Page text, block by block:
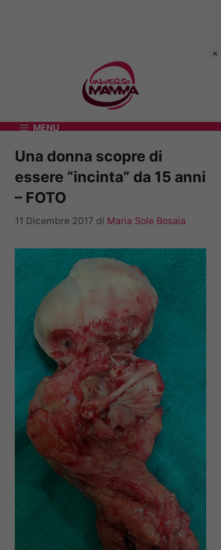
MENU
Una donna scopre di
essere “incinta” da 15 anni
– FOTO
11 Dicembre 2017 di Maria Sole Bosaia